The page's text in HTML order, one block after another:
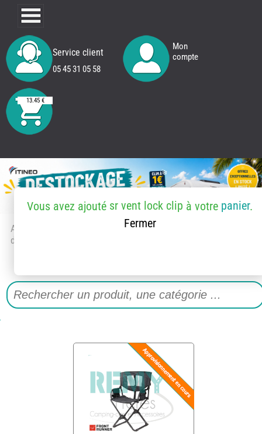
Service client
05 45 31 05 58
Mon
compte
13.45 €
Accueil
> Accessoires et pièces
détachées
Vous avez ajouté sr vent lock clip à votre panier.
Fermer